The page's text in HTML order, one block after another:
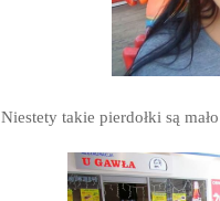
Niestety takie pierdołki są